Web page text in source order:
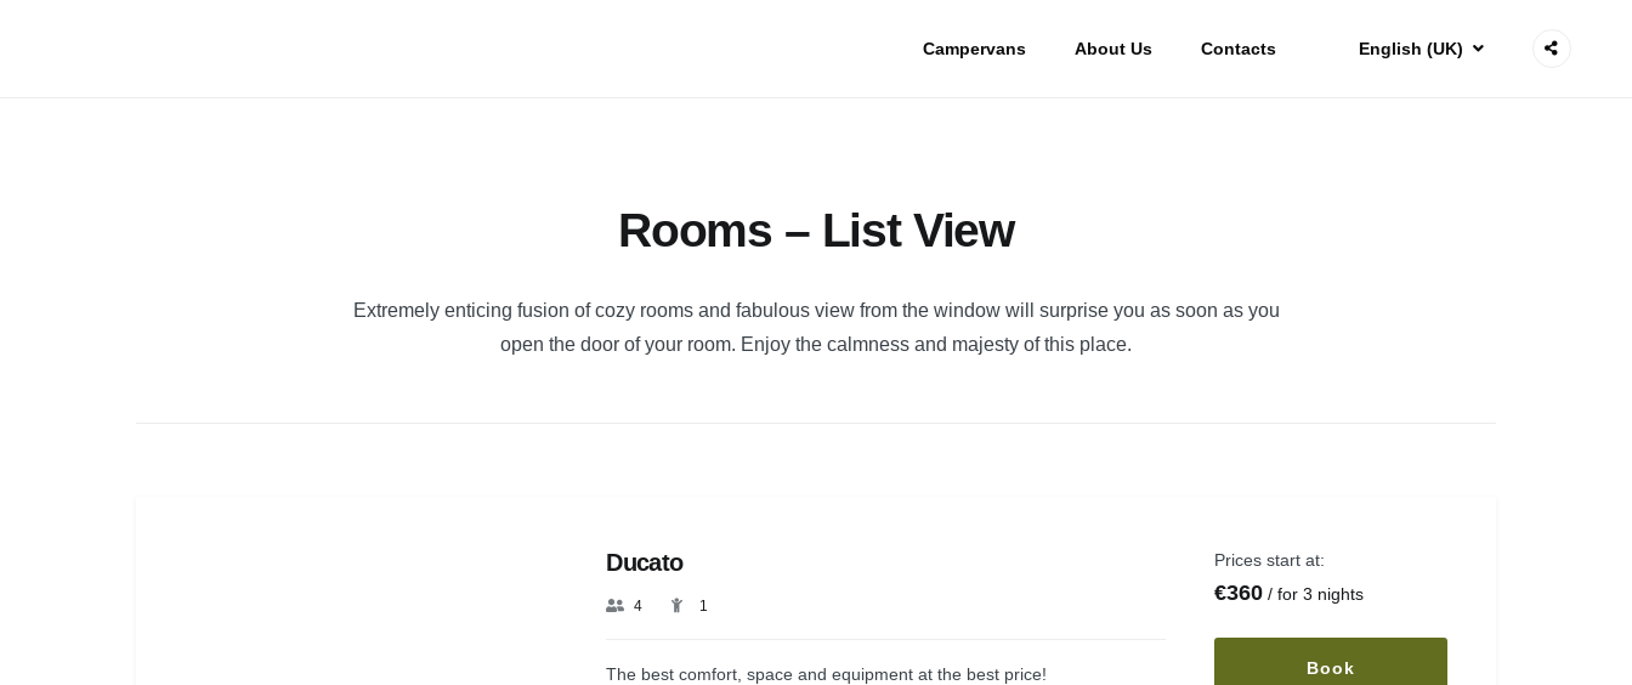
Campervans About Us Contacts English (UK)
Rooms – List View
Extremely enticing fusion of cozy rooms and fabulous view from the window will surprise you as soon as you
open the door of your room. Enjoy the calmness and majesty of this place.
Ducato
4 1
The best comfort, space and equipment at the best price!
Prices start at:
€360 for 3 nights
Book